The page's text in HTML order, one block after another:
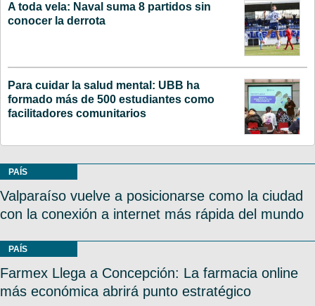
A toda vela: Naval suma 8 partidos sin
conocer la derrota
Para cuidar la salud mental: UBB ha
formado más de 500 estudiantes como
facilitadores comunitarios
PAÍS
Valparaíso vuelve a posicionarse como la ciudad
con la conexión a internet más rápida del mundo
PAÍS
Farmex Llega a Concepción: La farmacia online
más económica abrirá punto estratégico